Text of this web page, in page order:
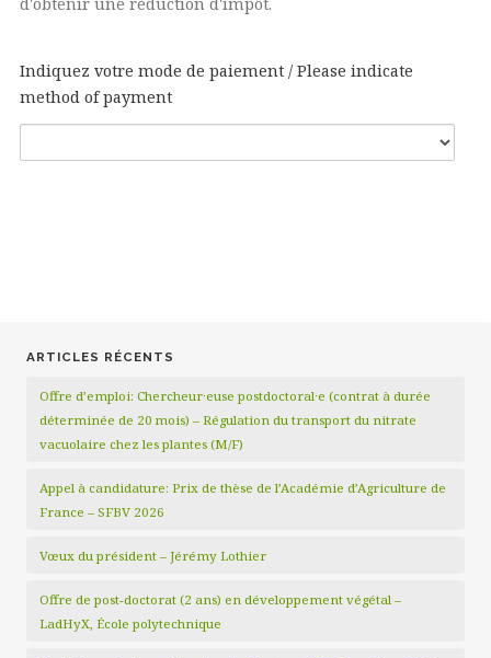
Indiquez votre mode de paiement / Please indicate
method of payment
ARTICLES RÉCENTS
Offre d’emploi: Chercheur·euse postdoctoral·e (contrat à durée
déterminée de 20 mois) – Régulation du transport du nitrate
vacuolaire chez les plantes (M/F)
Appel à candidature: Prix de thèse de l’Académie d’Agriculture de
France – SFBV 2026
Vœux du président – Jérémy Lothier
Offre de post-doctorat (2 ans) en développement végétal –
LadHyX, École polytechnique